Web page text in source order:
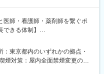
・制作・数値分析まで事業成長
ンです。幅広い業務経験を積
医師・看護師・薬剤師を繋ぐポ
きる体制】
リストの略で、医薬品をはじめ
東京都内のいずれかの拠点・
煙対策：屋内全面禁煙変更の範